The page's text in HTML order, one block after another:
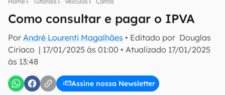
Como consultar e pagar o IPVA
Por André Lourenti Magalhães • Editado por Douglas
Ciriaco | 17/01/2025 às 01:00 • Atualizado 17/01/2025
às 13:48
Assine nossa Newsletter
notícias e reviews sobre tecnologia em primeira
E-mail